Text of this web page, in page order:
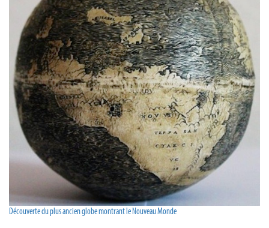
Découverte du plus ancien globe montrant le Nouveau Monde